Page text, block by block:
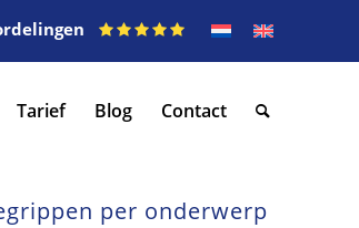
Tarief Blog Contact
per onderwerp